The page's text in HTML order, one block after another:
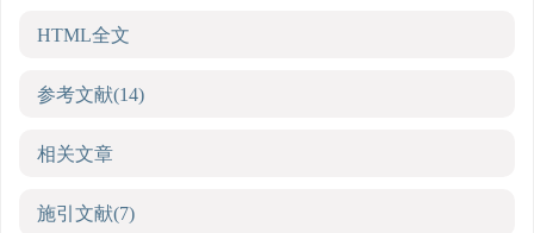
HTML全文
参考文献(14)
相关文章
施引文献(7)